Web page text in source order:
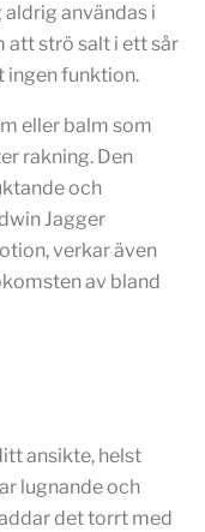
användas i
att strö salt i ett sår
ingen funktion.
eller balm som
rakning. Den
och
Jagger
verkar även
av bland
ansikte, helst
lugnande och
det torrt med